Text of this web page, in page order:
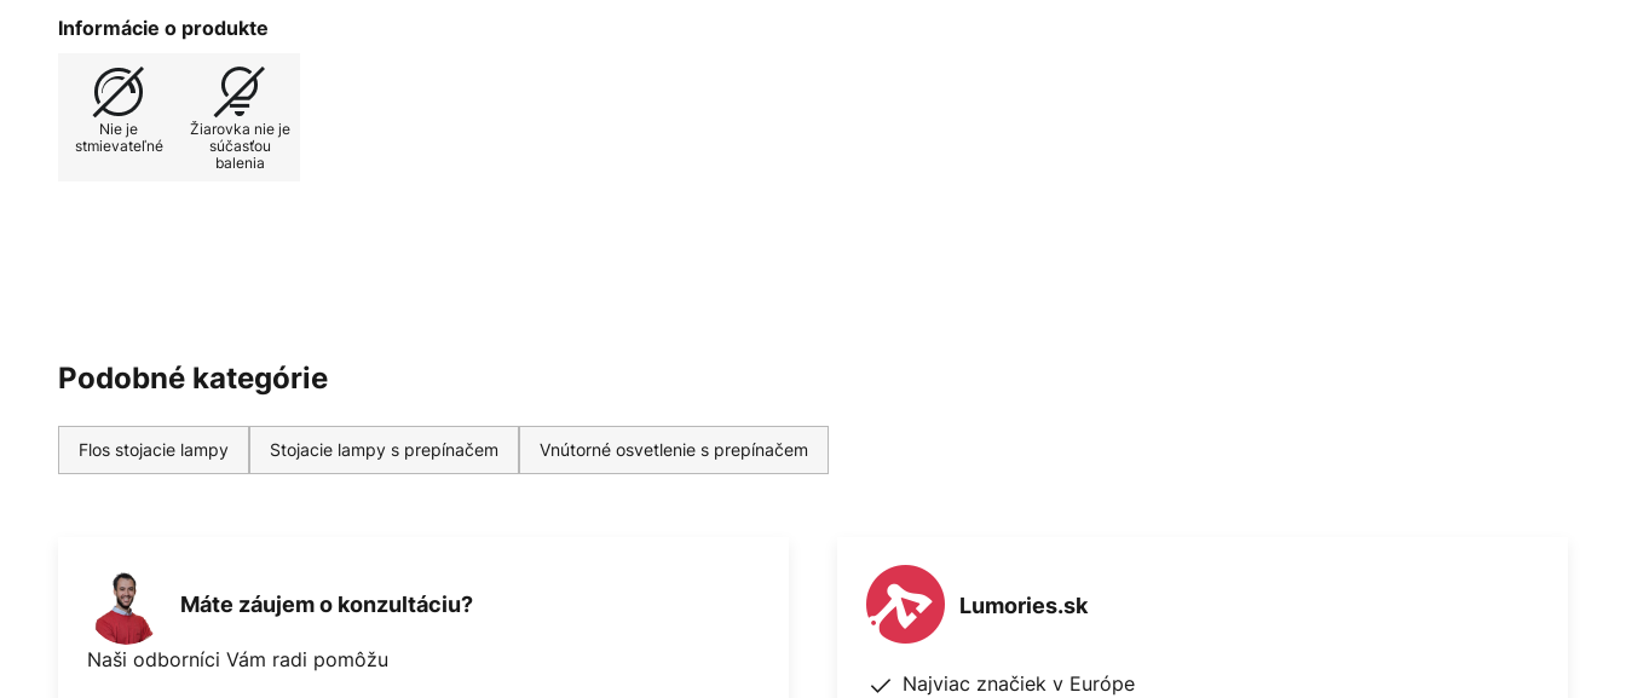
pre klasiku: Malo by byť valcovité a dostupné v klasických
farbách, ako je čierna alebo biela. Integrovaný stmievač dopĺňa
celkový balík Ray F1 a umožňuje používateľom nastaviť jas podľa
ich individuálnych potrieb.
Informácie o produkte
Nie je
stmievateľné
Žiarovka nie je
súčasťou
balenia
Podobné kategórie
Flos stojacie lampy Stojacie lampy s prepínačem Vnútorné osvetlenie s prepínačem
Máte záujem o konzultáciu?
Naši odborníci Vám radi pomôžu
Lumories.sk
Najviac značiek v Európe